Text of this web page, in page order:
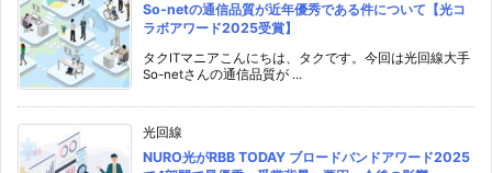
So-netの通信品質が近年優秀である件について【光コ
ラボアワード2025受賞】
タクITマニアこんにちは、タクです。今回は光回線大手
So-netさんの通信品質が ...
光回線
NURO光がRBB TODAY ブロードバンドアワード2025